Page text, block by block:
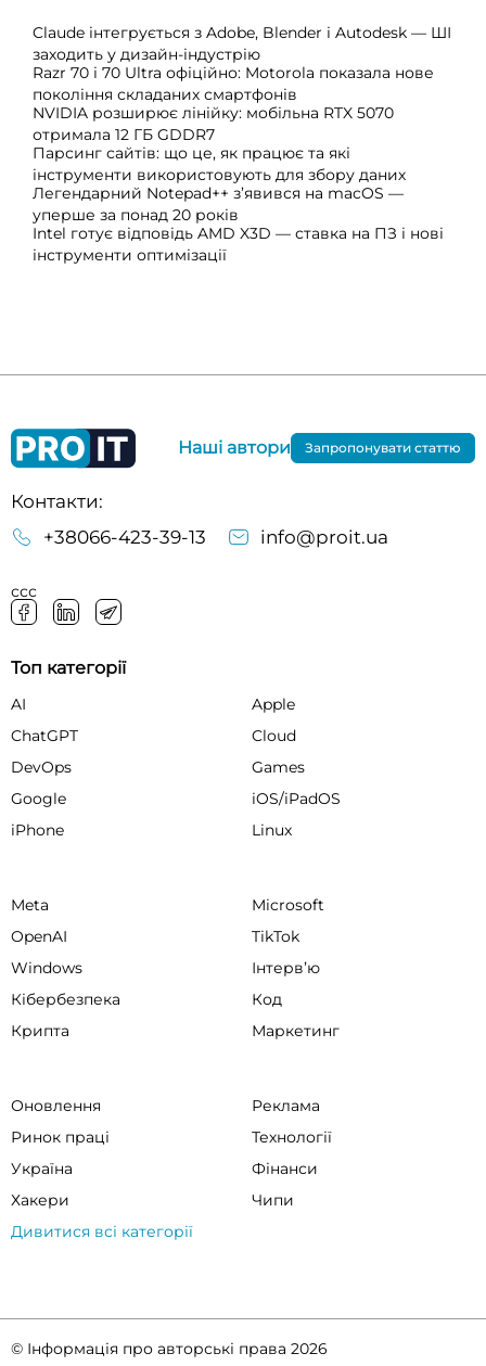
Claude інтегрується з Adobe, Blender і Autodesk — ШІ
заходить у дизайн-індустрію
Razr 70 і 70 Ultra офіційно: Motorola показала нове
покоління складаних смартфонів
NVIDIA розширює лінійку: мобільна RTX 5070
отримала 12 ГБ GDDR7
Парсинг сайтів: що це, як працює та які
інструменти використовують для збору даних
Легендарний Notepad++ з’явився на macOS —
уперше за понад 20 років
Intel готує відповідь AMD X3D — ставка на ПЗ і нові
інструменти оптимізації
Контакти:
+38066-423-39-13
info@proit.ua
ссс
Наші автори Запропонувати статтю
Топ категорії
AI
Apple
ChatGPT
Cloud
DevOps
Games
Google
iOS/iPadOS
iPhone
Linux
Meta
Microsoft
OpenAI
TikTok
Windows
Інтервʼю
Кібербезпека
Код
Крипта
Маркетинг
Оновлення
Реклама
Ринок праці
Технології
Україна
Фінанси
Хакери
Чипи
Дивитися всі категорії
© Інформація про авторські права 2026